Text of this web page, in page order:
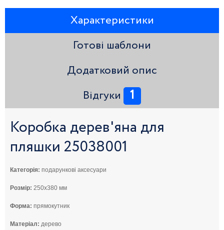
Характеристики
Готові шаблони
Додатковий опис
Відгуки 1
Коробка дерев'яна для
пляшки 25038001
Категорія: подарункові аксесуари
Розмір: 250x380 мм
Форма: прямокутник
Матеріал: дерево